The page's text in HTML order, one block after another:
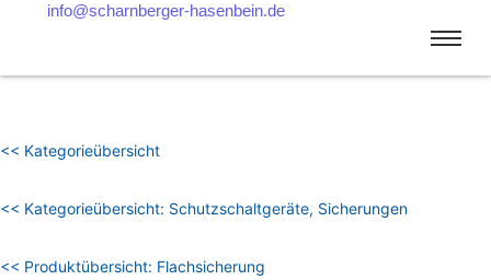
info@scharnberger-hasenbein.de
<< Kategorieübersicht
<< Kategorieübersicht: Schutzschaltgeräte, Sicherungen
<< Produktübersicht: Flachsicherung